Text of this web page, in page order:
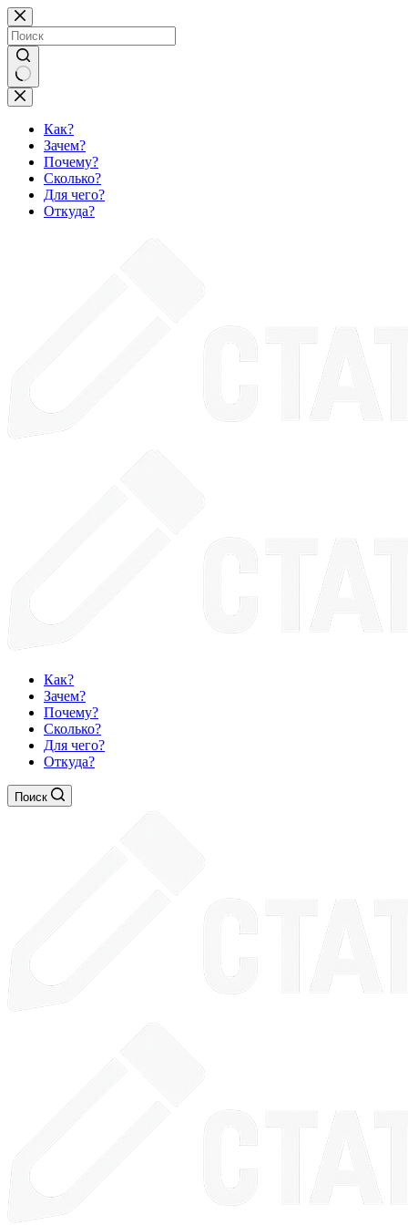
Перейти
к
сути
Ничего
не
найденоКак?
Зачем?
Почему?
Сколько?
Для чего?
Откуда?
Как?
Зачем?
Почему?
Сколько?
Для чего?
Откуда?
Поиск